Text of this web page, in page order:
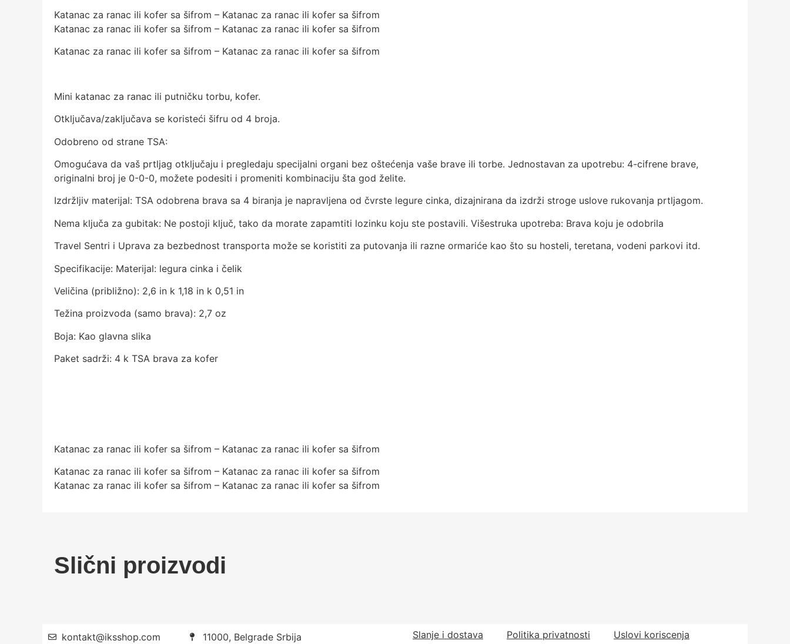
Katanac za ranac ili kofer sa šifrom – Katanac za ranac ili kofer sa šifrom
Katanac za ranac ili kofer sa šifrom – Katanac za ranac ili kofer sa šifrom
Katanac za ranac ili kofer sa šifrom – Katanac za ranac ili kofer sa šifrom
Mini katanac za ranac ili putničku torbu, kofer.
Otključava/zaključava se koristeći šifru od 4 broja.
Odobreno od strane TSA:
Omogućava da vaš prtljag otključaju i pregledaju specijalni organi bez oštećenja vaše brave ili torbe. Jednostavan za upotrebu: 4-cifrene brave,
originalni broj je 0-0-0, možete podesiti i promeniti kombinaciju šta god želite.
Izdržljiv materijal: TSA odobrena brava sa 4 biranja je napravljena od čvrste legure cinka, dizajnirana da izdrži stroge uslove rukovanja prtljagom.
Nema ključa za gubitak: Ne postoji ključ, tako da morate zapamtiti lozinku koju ste postavili. Višestruka upotreba: Brava koju je odobrila
Travel Sentri i Uprava za bezbednost transporta može se koristiti za putovanja ili razne ormariće kao što su hosteli, teretana, vodeni parkovi itd.
Specifikacije: Materijal: legura cinka i čelik
Veličina (približno): 2,6 in k 1,18 in k 0,51 in
Težina proizvoda (samo brava): 2,7 oz
Boja: Kao glavna slika
Paket sadrži: 4 k TSA brava za kofer
Katanac za ranac ili kofer sa šifrom – Katanac za ranac ili kofer sa šifrom
Katanac za ranac ili kofer sa šifrom – Katanac za ranac ili kofer sa šifrom
Katanac za ranac ili kofer sa šifrom – Katanac za ranac ili kofer sa šifrom
Slični proizvodi
kontakt@iksshop.com 11000, Belgrade Srbija Slanje i dostava Politika privatnosti Uslovi koriscenja